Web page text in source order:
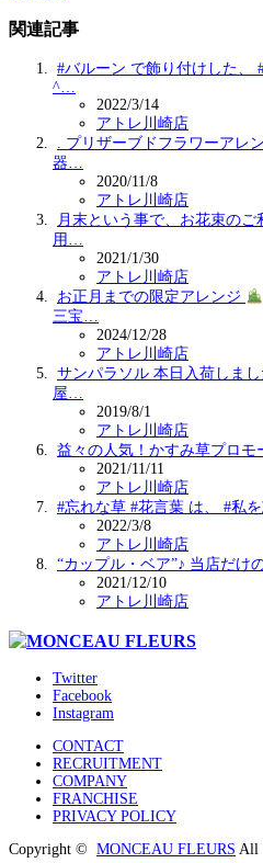
関連記事
#バルーン で飾り付けした、
^…
2022/3/14
アトレ川崎店
. プリザーブドフラワーアレ
器…
2020/11/8
アトレ川崎店
月末という事で、お花束のご
用…
2021/1/30
アトレ川崎店
お正月までの限定アレンジ
三宝…
2024/12/28
アトレ川崎店
サンパラソル 本日入荷しま
屋…
2019/8/1
アトレ川崎店
益々の人気！かすみ草プロ
2021/11/11
アトレ川崎店
#忘れな草 #花言葉 は、 #私
2022/3/8
アトレ川崎店
“カップル・ベア”♪ 当店だけ
2021/12/10
アトレ川崎店
Twitter
Facebook
Instagram
CONTACT
RECRUITMENT
COMPANY
FRANCHISE
PRIVACY POLICY
Copyright © MONCEAU FLEURS All